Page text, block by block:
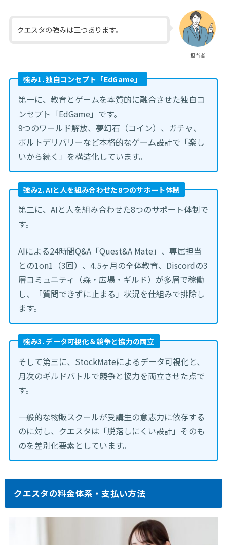
担当者
クエスタの強みは三つあります。
強み1. 独自コンセプト「EdGame」
第一に、教育とゲームを本質的に融合させた独自コ
ンセプト「EdGame」です。
9つのワールド解放、夢幻石（コイン）、ガチャ、
ボルトデリバリーなど本格的なゲーム設計で「楽し
いから続く」を構造化しています。
強み2. AIと人を組み合わせた8つのサポート体制
第二に、AIと人を組み合わせた8つのサポート体制で
す。
AIによる24時間Q&A「Quest&A Mate」、専属担当
との1on1（3回）、4.5ヶ月の全体教育、Discordの3
層コミュニティ（森・広場・ギルド）が多層で稼働
し、「質問できずに止まる」状況を仕組みで排除し
ます。
強み3. データ可視化＆競争と協力の両立
そして第三に、StockMateによるデータ可視化と、
月次のギルドバトルで競争と協力を両立させた点で
す。
一般的な物販スクールが受講生の意志力に依存する
のに対し、クエスタは「脱落しにくい設計」そのも
のを差別化要素としています。
クエスタの料金体系・支払い方法